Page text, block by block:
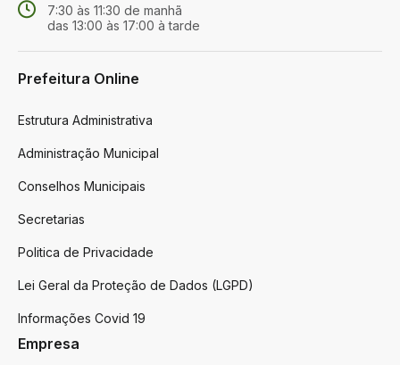
7:30 às 11:30 de manhã
das 13:00 às 17:00 à tarde
Prefeitura Online
Estrutura Administrativa
Administração Municipal
Conselhos Municipais
Secretarias
Politica de Privacidade
Lei Geral da Proteção de Dados (LGPD)
Informações Covid 19
Empresa